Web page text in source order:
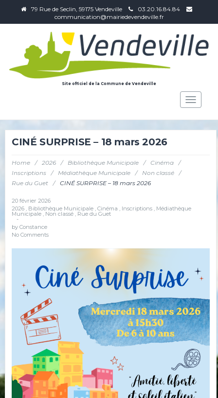
79 Rue de Seclin, 59175 Vendeville
03.20.16.84.84
communication@mairiedevendeville.fr
Site officiel de la Commune de Vendeville
Toggle
CINÉ SURPRISE – 18 mars 2026
Home / 2026 / Bibliothèque Municipale / Cinéma
/
Inscriptions
/ Médiathèque Municipale / Non classé
/
Rue du Guet
/ CINÉ SURPRISE – 18 mars 2026
20 février 2026
2026 , Bibliothèque Municipale ,Cinéma , Inscriptions , Médiathèque
Municipale , Non classé , Rue du Guet
-
byConstance
No Comments